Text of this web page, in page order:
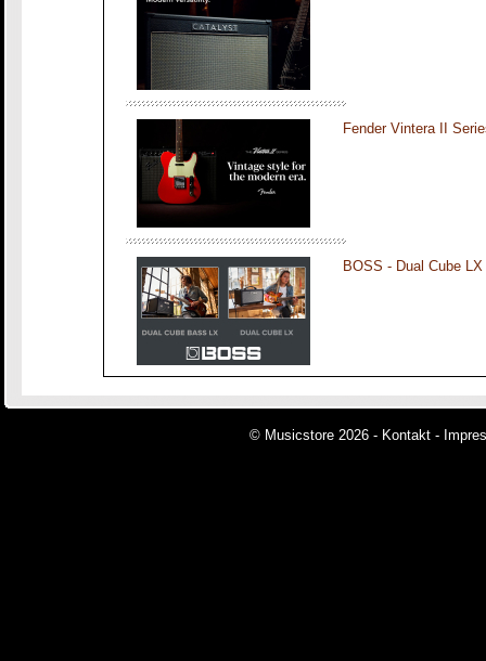
Fender Vintera II
BOSS - Dual Cube
© Musicstore 2026 - Kontakt -